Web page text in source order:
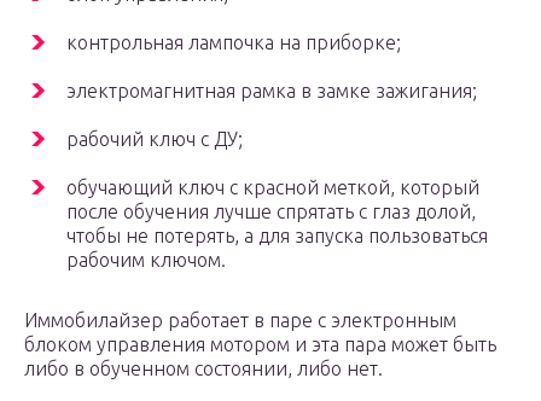
контрольная лампочка на приборке;
электромагнитная рамка в замке зажигания;
рабочий ключ с ДУ;
обучающий ключ с красной меткой, который
после обучения лучше спрятать с глаз долой,
чтобы не потерять, а для запуска пользоваться
рабочим ключом.
Иммобилайзер работает в паре с электронным
блоком управления мотором и эта пара может быть
либо в обученном состоянии, либо нет.